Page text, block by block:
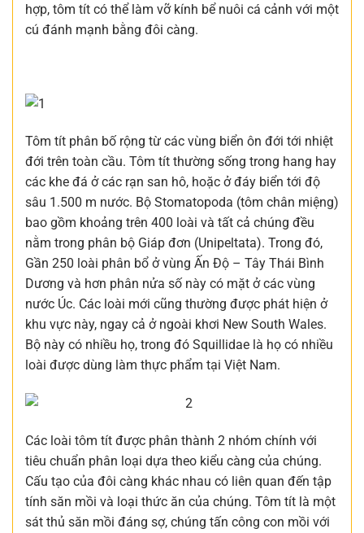
hợp, tôm tít có thể làm vỡ kính bể nuôi cá cảnh với một
cú đánh mạnh bằng đôi càng.
Tôm tít phân bố rộng từ các vùng biển ôn đới tới nhiệt
đới trên toàn cầu. Tôm tít thường sống trong hang hay
các khe đá ở các rạn san hô, hoặc ở đáy biển tới độ
sâu 1.500 m nước. Bộ Stomatopoda (tôm chân miệng)
bao gồm khoảng trên 400 loài và tất cả chúng đều
nằm trong phân bộ Giáp đơn (Unipeltata). Trong đó,
Gần 250 loài phân bổ ở vùng Ấn Độ – Tây Thái Bình
Dương và hơn phân nửa số này có mặt ở các vùng
nước Úc. Các loài mới cũng thường được phát hiện ở
khu vực này, ngay cả ở ngoài khơi New South Wales.
Bộ này có nhiều họ, trong đó Squillidae là họ có nhiều
loài được dùng làm thực phẩm tại Việt Nam.
Các loài tôm tít được phân thành 2 nhóm chính với
tiêu chuẩn phân loại dựa theo kiểu càng của chúng.
Cấu tạo của đôi càng khác nhau có liên quan đến tập
tính săn mồi và loại thức ăn của chúng. Tôm tít là một
sát thủ săn mồi đáng sợ, chúng tấn công con mồi với